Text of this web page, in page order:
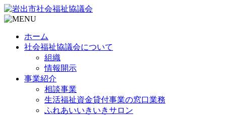
ホーム
社会福祉協議会について
組織
情報開示
事業紹介
相談事業
生活福祉資金貸付事業の窓口業務
ふれあいいきいきサロン